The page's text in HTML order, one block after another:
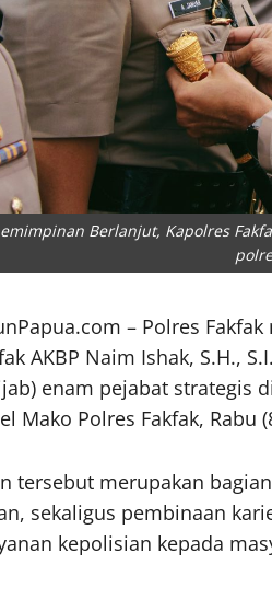
Berlanjut, Kapolres
– Polres
AKBP Naim Ishak, S.H.,
enam pejabat strategis
Mako Polres Fakfak, Rabu
tersebut merupakan
sekaligus pembinaan
kepolisian kepada